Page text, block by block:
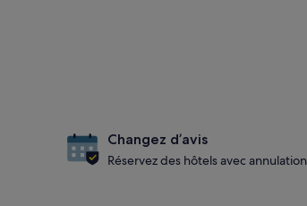
Changez d’avis
Réservez des hôtels avec